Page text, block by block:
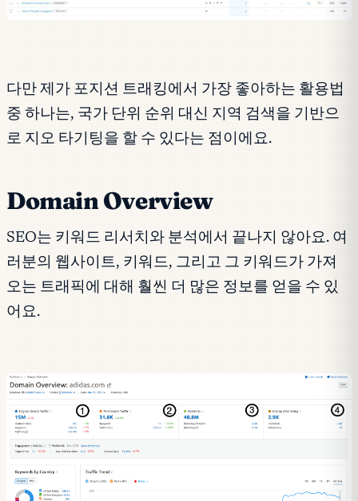
다만 제가 포지션 트래킹에서 가장 좋아하는 활용법
중 하나는, 국가 단위 순위 대신 지역 검색을 기반으
로 지오 타기팅을 할 수 있다는 점이에요.
Domain Overview
SEO는 키워드 리서치와 분석에서 끝나지 않아요. 여
러분의 웹사이트, 키워드, 그리고 그 키워드가 가져
오는 트래픽에 대해 훨씬 더 많은 정보를 얻을 수 있
어요.